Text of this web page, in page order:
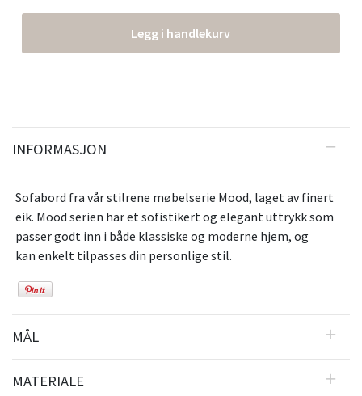
Legg i handlekurv
INFORMASJON
Sofabord fra vår stilrene møbelserie Mood, laget av finert
eik. Mood serien har et sofistikert og elegant uttrykk som
passer godt inn i både klassiske og moderne hjem, og
kan enkelt tilpasses din personlige stil.
MÅL
MATERIALE